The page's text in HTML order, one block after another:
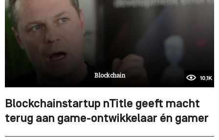
Blockchain 10,1K
Blockchainstartup nTitle geeft macht
terug aan game-ontwikkelaar én gamer